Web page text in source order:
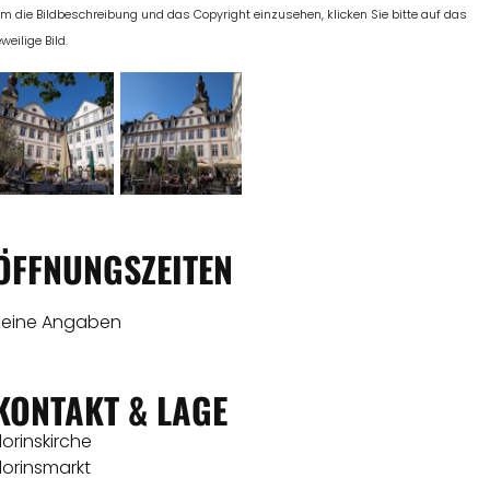
die Bildbeschreibung und das Copyright einzusehen, klicken Sie bitte auf das
Bild.
Angaben
& LAGE